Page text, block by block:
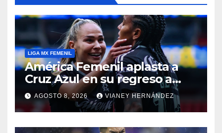
LIGA MX FEMENIL
América Femenil aplasta a
Cruz Azul en su regreso a
casa
AGOSTO 8, 2026 VIANEY HERNÁNDEZ